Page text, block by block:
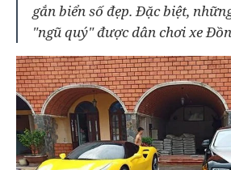
gắn biển số đẹp. Đặc biệt,
"ngũ quý" được dân chơi xe